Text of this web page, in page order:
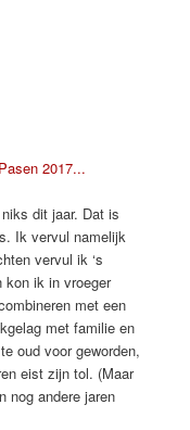
dit jaar. Dat is
Ik vervul namelijk
vervul ik ‘s
kon ik in vroeger
met een
met familie en
oud voor geworden,
eist zijn tol. (Maar
nog andere jaren